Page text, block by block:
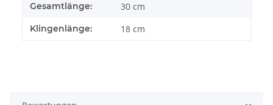
Gesamtlänge: 30 cm
Klingenlänge: 18 cm